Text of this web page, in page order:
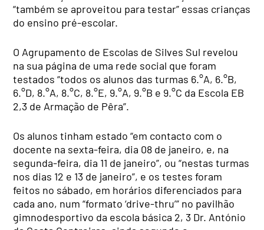
“também se aproveitou para testar” essas crianças
do ensino pré-escolar.
O Agrupamento de Escolas de Silves Sul revelou
na sua página de uma rede social que foram
testados “todos os alunos das turmas 6.°A, 6.°B,
6.°D, 8.°A, 8.°C, 8.°E, 9.°A, 9.°B e 9.°C da Escola EB
2,3 de Armação de Pêra”.
Os alunos tinham estado “em contacto com o
docente na sexta-feira, dia 08 de janeiro, e, na
segunda-feira, dia 11 de janeiro”, ou “nestas turmas
nos dias 12 e 13 de janeiro”, e os testes foram
feitos no sábado, em horários diferenciados para
cada ano, num “formato ‘drive-thru’” no pavilhão
gimnodesportivo da escola básica 2, 3 Dr. António